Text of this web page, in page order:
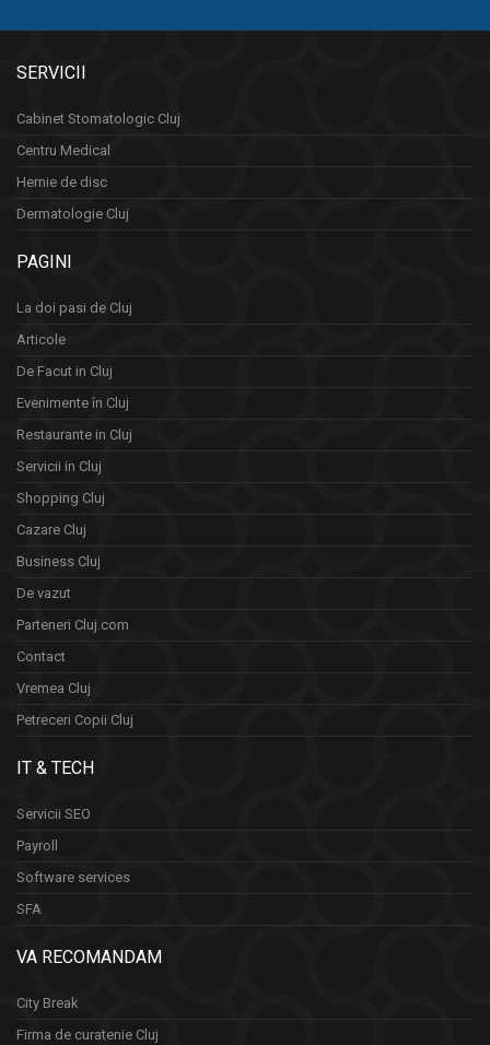
SERVICII
Cabinet Stomatologic Cluj
Centru Medical
Hernie de disc
Dermatologie Cluj
PAGINI
La doi pasi de Cluj
Articole
De Facut in Cluj
Evenimente în Cluj
Restaurante in Cluj
Servicii in Cluj
Shopping Cluj
Cazare Cluj
Business Cluj
De vazut
Parteneri Cluj.com
Contact
Vremea Cluj
Petreceri Copii Cluj
IT & TECH
Servicii SEO
Payroll
Software services
SFA
VA RECOMANDAM
City Break
Firma de curatenie Cluj